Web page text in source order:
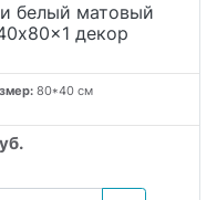
белый матовый
декор
80*40 см